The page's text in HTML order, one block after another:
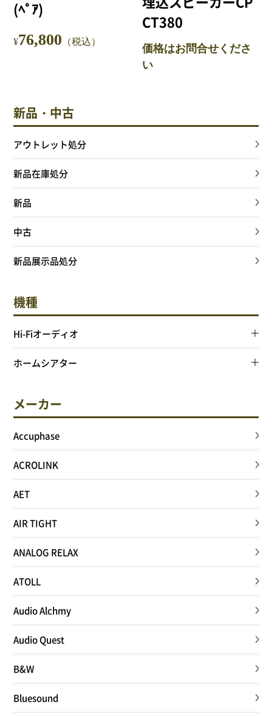
(ﾍﾟｱ)
¥76,800 （税込）
CT380
価格はお問合せくださ
い
新品・中古
アウトレット処分
新品在庫処分
新品
中古
新品展示品処分
機種
Hi-Fiオーディオ
ホームシアター
メーカー
Accuphase
ACROLINK
AET
AIR TIGHT
ANALOG RELAX
ATOLL
Audio Alchmy
Audio Quest
B&W
Bluesound